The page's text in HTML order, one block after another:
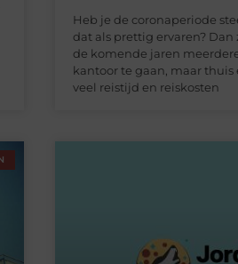
Heb je de coronaperiode
dat als prettig ervaren?
de komende jaren
kantoor te gaan, maar thuis
veel reistijd en reiskosten